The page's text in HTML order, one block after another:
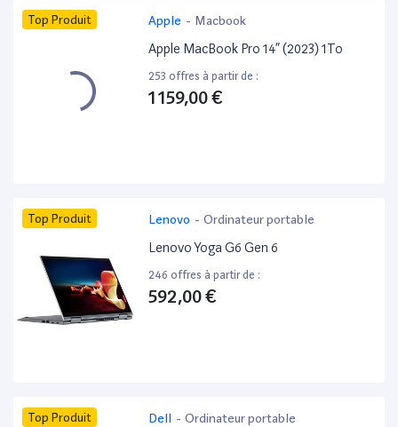
Top Produit Apple - Macbook
Apple MacBook Pro 14” (2023) 1To
253 offres à partir de :
1 159,00 €
Top Produit Lenovo - Ordinateur portable
Lenovo Yoga G6 Gen 6
246 offres à partir de :
592,00 €
Top Produit Dell - Ordinateur portable